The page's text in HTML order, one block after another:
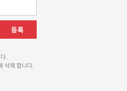
등록
.
삭제 합니다.